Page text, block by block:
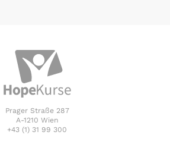
Prager Straße 287
A-1210 Wien
+43 (1) 31 99 300